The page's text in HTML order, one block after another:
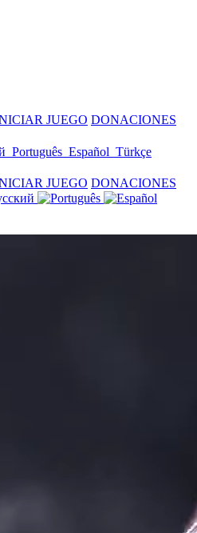
JUEGO DONACIONES
Português Español Türkçe
JUEGO DONACIONES